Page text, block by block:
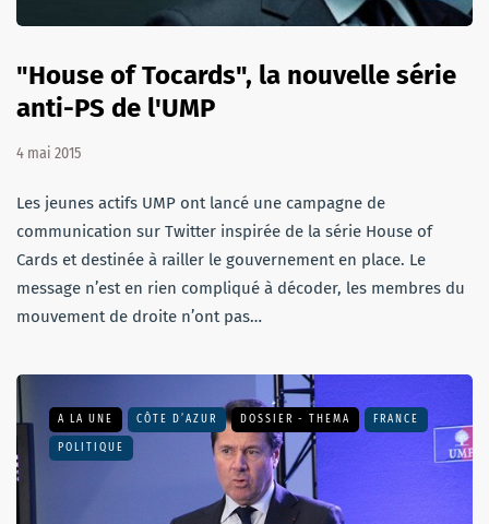
"House of Tocards", la nouvelle série
anti-PS de l'UMP
4 mai 2015
Les jeunes actifs UMP ont lancé une campagne de
communication sur Twitter inspirée de la série House of
Cards et destinée à railler le gouvernement en place. Le
message n’est en rien compliqué à décoder, les membres du
mouvement de droite n’ont pas…
A LA UNE CÔTE D’AZUR DOSSIER - THEMA FRANCE
POLITIQUE